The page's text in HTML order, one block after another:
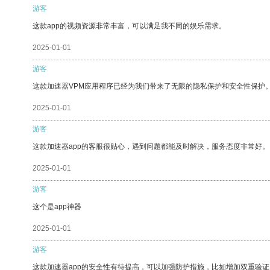
游客
这款app的视频资源非常丰富，可以满足我不同的娱乐需求。
2025-01-01
游客
这款加速器VPM应用程序已经为我们带来了无限的隐私保护和安全性保护
2025-01-01
游客
这款加速器app的客服很贴心，遇到问题都能及时解决，服务态度非常好。
2025-01-01
游客
这个是app神器
2025-01-01
游客
这款加速器app的安全性有待提高，可以加强防护措施，比如增加双重验